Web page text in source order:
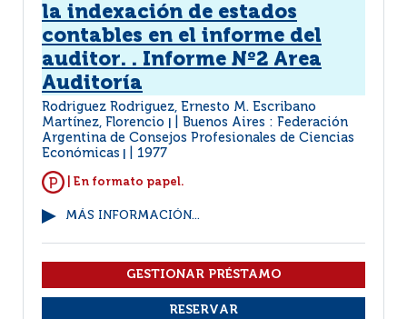
la indexación de estados
contables en el informe del
auditor. . Informe Nº2 Area
Auditoría
Rodriguez Rodriguez, Ernesto M. Escribano
Martínez, Florencio
Buenos Aires : Federación
Argentina de Consejos Profesionales de Ciencias
Económicas
1977
| En formato papel.
MÁS INFORMACIÓN...